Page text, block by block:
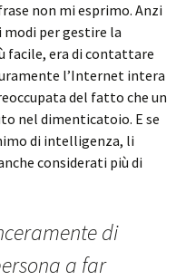
non mi esprimo. Anzi
modi per gestire la
facile, era di contattare
l’Internet intera
del fatto che un
nel dimenticatoio. E se
di intelligenza, li
considerati più di
di
a far